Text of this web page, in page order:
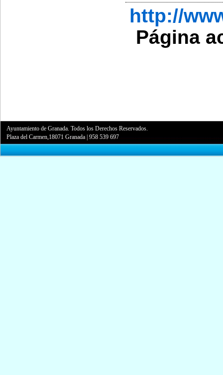
http://
Página
Ayuntamiento de Granada. Todos los Derechos Reservados.
Plaza del Carmen,18071 Granada |958 539 697